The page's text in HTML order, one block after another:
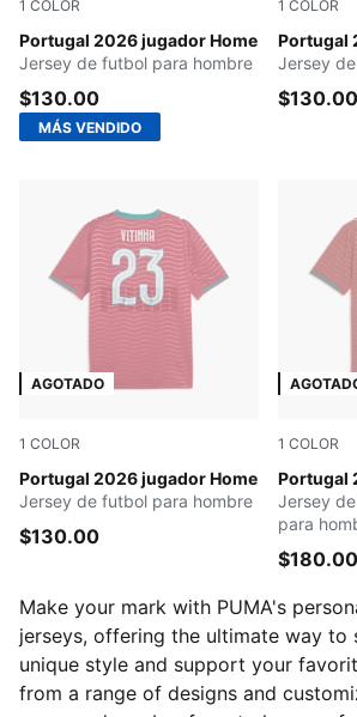
1 COLOR
Portugal 2026 jugador Home
Club Red-Green Lagoon
Jersey de futbol para hombre
$130.00
MÁS VENDIDO
1 COLOR
Portugal
Club
Jersey
$130.00
AGOTADO
1 COLOR
Portugal 2026 jugador Home
Club Red-Green Lagoon-V
Jersey de futbol para hombre
$130.00
1 COLOR
Portugal
Club
Jersey
para
$180.00
Make your mark with PUMA's
jerseys, offering the ultimate way to
unique style and support your
from a range of designs and